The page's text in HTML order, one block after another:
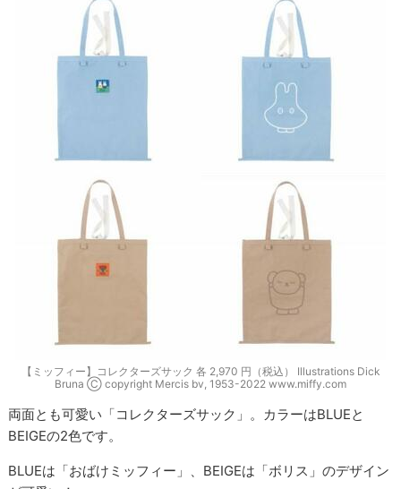
【ミッフィー】コレクターズサック 各 2,970 円（税込） Illustrations Dick
Bruna Ⓒ copyright Mercis bv, 1953-2022 www.miffy.com
両面とも可愛い「コレクターズサック」。カラーはBLUEと
BEIGEの2色です。
BLUEは「おばけミッフィー」、BEIGEは「ボリス」のデザイン